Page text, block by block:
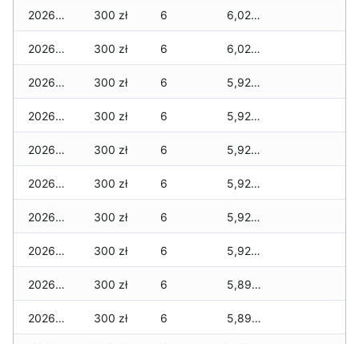
2026-04-19 300 zł 6 6,020 zł
2026-04-18 300 zł 6 6,020 zł
2026-04-17 300 zł 6 5,920 zł
2026-04-16 300 zł 6 5,920 zł
2026-04-15 300 zł 6 5,920 zł
2026-04-14 300 zł 6 5,920 zł
2026-04-13 300 zł 6 5,920 zł
2026-04-12 300 zł 6 5,920 zł
2026-04-11 300 zł 6 5,890 zł
2026-04-10 300 zł 6 5,890 zł